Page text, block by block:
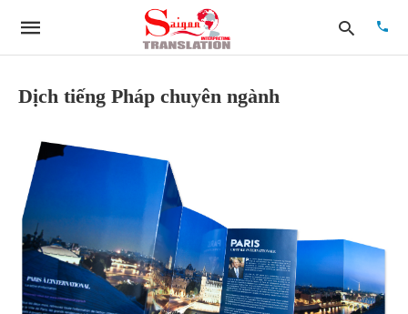
Dịch tiếng Pháp chuyên ngành